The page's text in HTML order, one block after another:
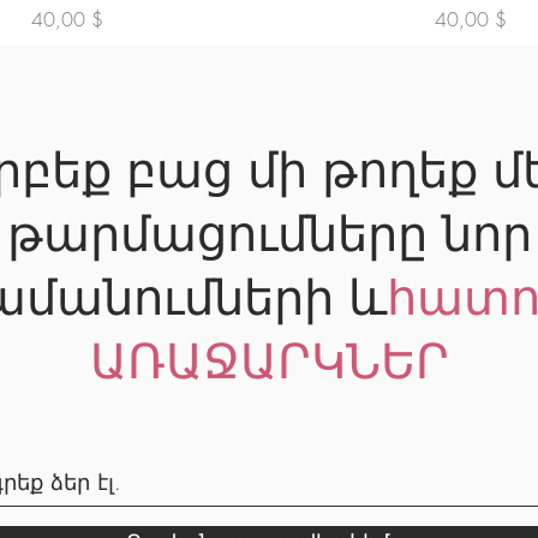
Price
40,00 $
Price
40,00 $
բաց մի թողեք
թարմացումները նոր
և
ԱՌԱՋԱՐԿՆԵՐ